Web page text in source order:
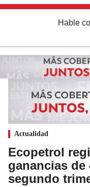
Hable
Actualidad
Ecopetrol
ganancias de
segundo